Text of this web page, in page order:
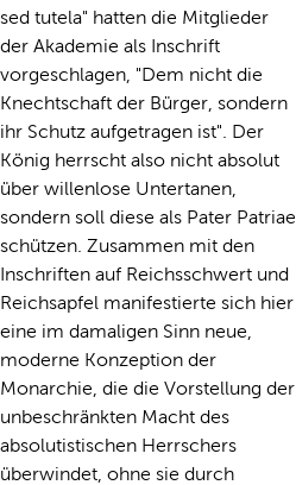
sed tutela" hatten die Mitglieder
der Akademie als Inschrift
vorgeschlagen, "Dem nicht die
Knechtschaft der Bürger, sondern
ihr Schutz aufgetragen ist". Der
König herrscht also nicht absolut
über willenlose Untertanen,
sondern soll diese als Pater Patriae
schützen. Zusammen mit den
Inschriften auf Reichsschwert und
Reichsapfel manifestierte sich hier
eine im damaligen Sinn neue,
moderne Konzeption der
Monarchie, die die Vorstellung der
unbeschränkten Macht des
absolutistischen Herrschers
überwindet, ohne sie durch